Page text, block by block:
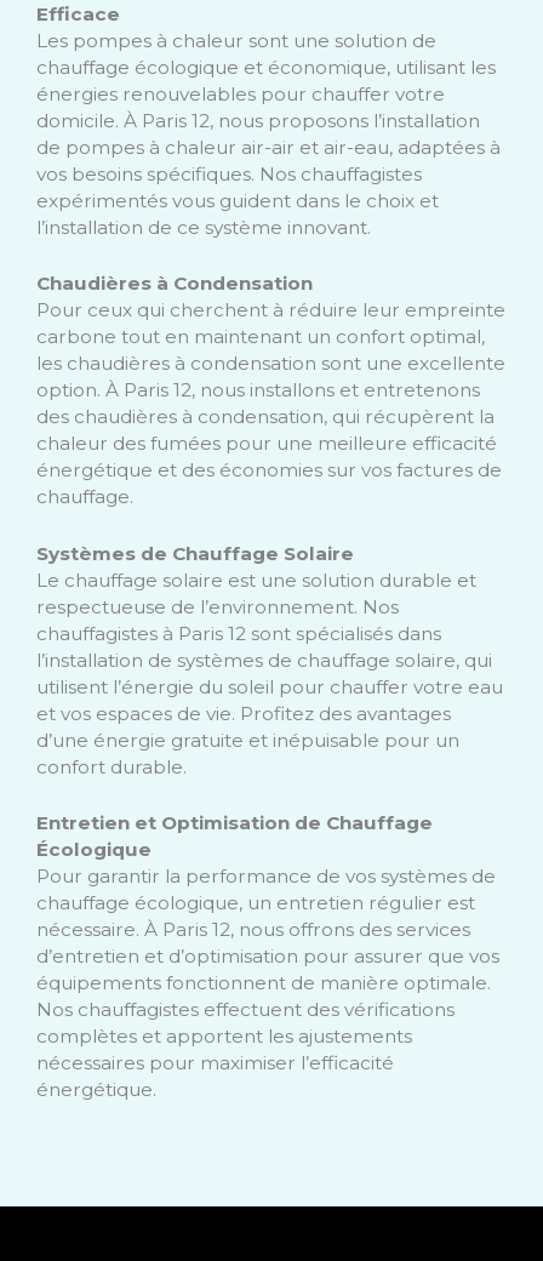
Efficace
Les pompes à chaleur sont une solution de
chauffage écologique et économique, utilisant les
énergies renouvelables pour chauffer votre
domicile. À Paris 12, nous proposons l’installation
de pompes à chaleur air-air et air-eau, adaptées à
vos besoins spécifiques. Nos chauffagistes
expérimentés vous guident dans le choix et
l’installation de ce système innovant.
Chaudières à Condensation
Pour ceux qui cherchent à réduire leur empreinte
carbone tout en maintenant un confort optimal,
les chaudières à condensation sont une excellente
option. À Paris 12, nous installons et entretenons
des chaudières à condensation, qui récupèrent la
chaleur des fumées pour une meilleure efficacité
énergétique et des économies sur vos factures de
chauffage.
Systèmes de Chauffage Solaire
Le chauffage solaire est une solution durable et
respectueuse de l’environnement. Nos
chauffagistes à Paris 12 sont spécialisés dans
l’installation de systèmes de chauffage solaire, qui
utilisent l’énergie du soleil pour chauffer votre eau
et vos espaces de vie. Profitez des avantages
d’une énergie gratuite et inépuisable pour un
confort durable.
Entretien et Optimisation de Chauffage
Écologique
Pour garantir la performance de vos systèmes de
chauffage écologique, un entretien régulier est
nécessaire. À Paris 12, nous offrons des services
d’entretien et d’optimisation pour assurer que vos
équipements fonctionnent de manière optimale.
Nos chauffagistes effectuent des vérifications
complètes et apportent les ajustements
nécessaires pour maximiser l’efficacité
énergétique.